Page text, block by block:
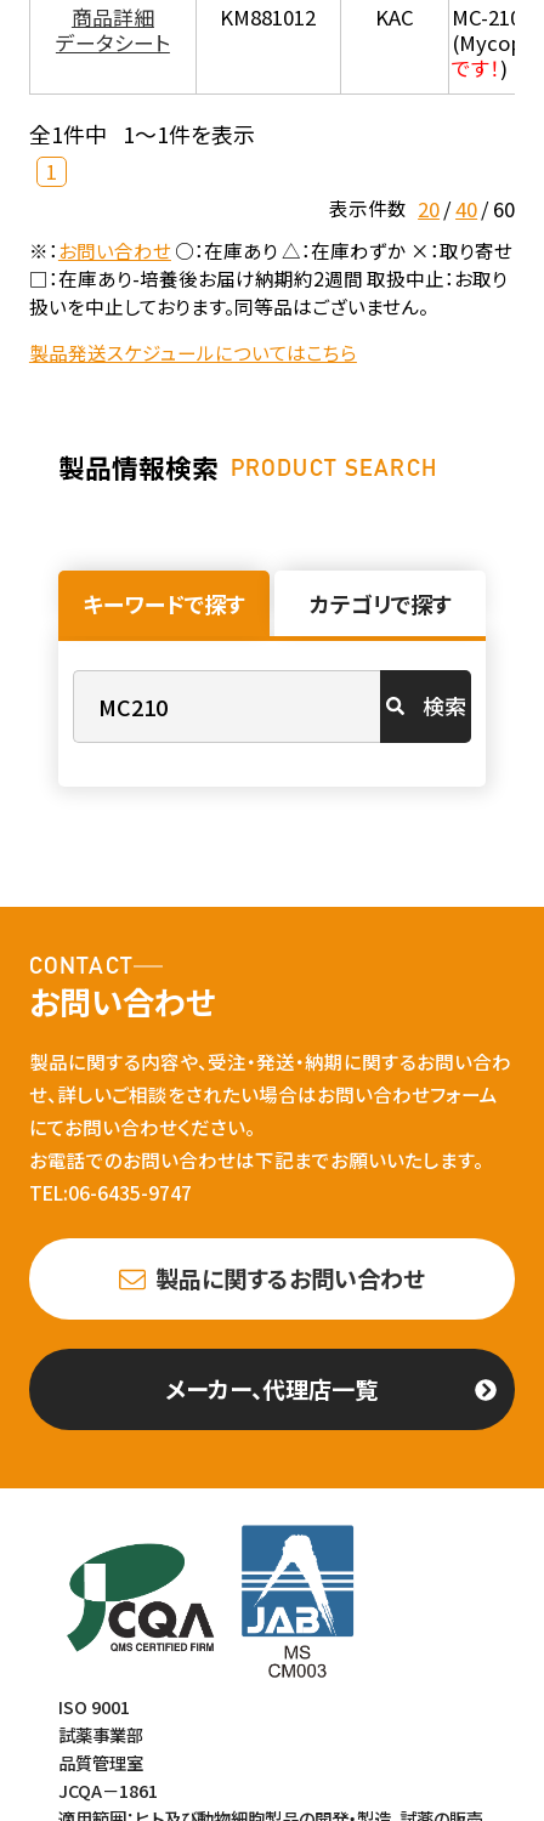
商品詳細
データシート
KM881012 KAC
MC-210 (
です！)
全1件中 1～1件を表示
1
表示件数 20 40 60
※：お問い合わせ○：在庫あり △：在庫わずか ×：取り寄せ
□：在庫あり-培養後お届け納期約2週間 取扱中止：お取り
扱いを中止しております。同等品はございません。
製品発送スケジュールについてはこちら
製品情報検索 PRODUCT SEARCH
キーワードで探す カテゴリで探す
検索
CONTACT
お問い合わせ
製品に関する内容や、受注・発送・納期に関するお問い合わ
せ、詳しいご相談をされたい場合はお問い合わせフォーム
にてお問い合わせください。
お電話でのお問い合わせは下記までお願いいたします。
TEL:06-6435-9747
製品に関するお問い合わせ
メーカー、代理店一覧
ISO 9001
試薬事業部
品質管理室
JCQA－1861